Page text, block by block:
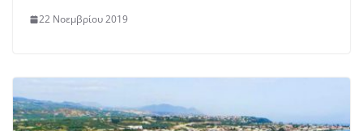
22 Νοεμβρίου 2019